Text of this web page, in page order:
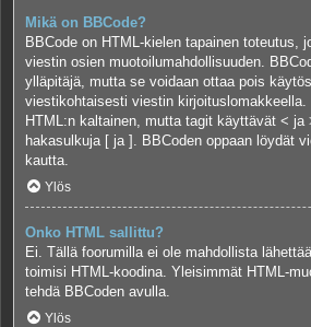
Mikä on BBCode?
BBCode on HTML-kielen tapainen toteutus,
viestin osien muotoilumahdollisuuden.
ylläpitäjä, mutta se voidaan ottaa pois
viestikohtaisesti viestin kirjoituslomakkeella.
HTML:n kaltainen, mutta tagit käyttävät < ja
hakasulkuja [ ja ]. BBCoden oppaan löydät
kautta.
Ylös
Onko HTML sallittu?
Ei. Tällä foorumilla ei ole mahdollista
toimisi HTML-koodina. Yleisimmät HTML-
tehdä BBCoden avulla.
Ylös